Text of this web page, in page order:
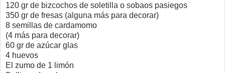
120 gr de bizcochos de soletilla o sobaos pasiegos
350 gr de fresas (alguna más para decorar)
8 semillas de cardamomo
(4 más para decorar)
60 gr de azúcar glas
4 huevos
El zumo de 1 limón